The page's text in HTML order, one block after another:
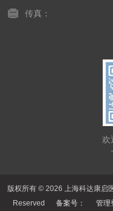
传真：
欢
版权所有 © 2026 上海科达康启
Reserved 备案号： 管理